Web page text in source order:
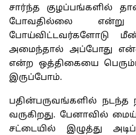
சார்ந்த குழப்பங்களில்
போவதில்லை என்று
போய்விட்டவர்களோடு
அமைந்தால் அப்போது
என்ற ஒத்திகையை
இருப்போம்.
பதின்பருவங்களில் நடந்த
வருகிறது. பேனாவில்
சட்டையில் இழுத்து